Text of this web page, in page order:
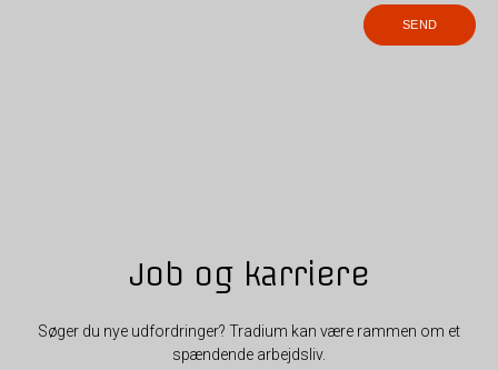
Job og karriere
Søger du nye udfordringer? Tradium kan være rammen om et
spændende arbejdsliv.